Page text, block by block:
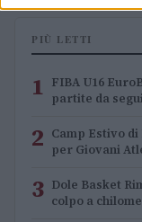
PIÙ LETTI
1 FIBA U16
partite da
2 Camp Estivo
per Giovani
3 Dole Basket
colpo a